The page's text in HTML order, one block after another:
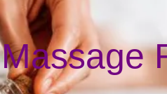
Massage